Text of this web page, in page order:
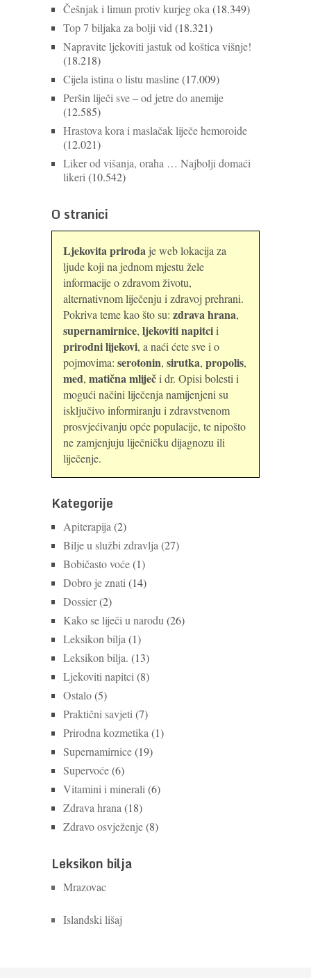
Češnjak i limun protiv kurjeg oka (18.349)
Top 7 biljaka za bolji vid (18.321)
Napravite ljekoviti jastuk od koštica višnje!
(18.218)
Cijela istina o listu masline(17.009)
Peršin liječi sve – od jetre do anemije
(12.585)
Hrastova kora i maslačak liječe hemoroide
(12.021)
Liker od višanja, oraha … Najbolji domaći
likeri (10.542)
O stranici
Ljekovita priroda je web lokacija za
ljude koji na jednom mjestu žele
informacije o zdravom životu,
alternativnom liječenju i zdravoj prehrani.
Pokriva teme kao što su: zdrava hrana,
supernamirnice, ljekoviti napitcii
prirodni lijekovi, a naći ćete sve i o
pojmovima: serotonin, sirutka, propolis,
med, matična mliječi dr. Opisi bolesti i
mogući načini liječenja namijenjeni su
isključivo informiranju i zdravstvenom
prosvjećivanju opće populacije, te nipošto
ne zamjenjuju liječničku dijagnozu ili
liječenje.
Kategorije
Apiterapija (2)
Bilje u službi zdravlja (27)
Bobičasto voće(1)
Dobro je znati (14)
Dossier(2)
Kako se liječi u narodu (26)
Leksikon bilja (1)
Leksikon bilja. (13)
Ljekoviti napitci (8)
Ostalo(5)
Praktični savjeti (7)
Prirodna kozmetika (1)
Supernamirnice(19)
Supervoće(6)
Vitamini i minerali (6)
Zdrava hrana (18)
Zdravo osvježenje(8)
Leksikon bilja
Mrazovac
Islandski lišaj